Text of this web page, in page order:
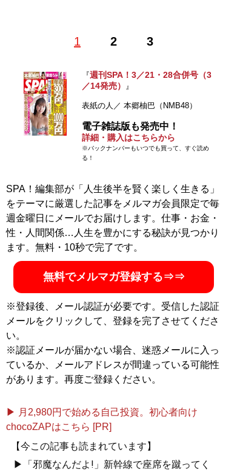
1 2 3
『週刊SPA！3／21・28合併号（3
／14発売）
』
表紙の人／ 本郷柚巴（NMB48）
電子雑誌版も発売中！
詳細・購入はこちらから
※バックナンバーもいつでも買って、すぐ読め
る！
SPA！編集部が「人生後半を賢く楽しく生きる」
をテーマに厳選した記事をメルマガ会員限定で毎
週金曜日にメールでお届けします。仕事・お金・
性・人間関係…人生を豊かにする秘訣が見つかり
ます。無料・10秒で完了です。
無料でメルマガ登録する⇒⇒
※登録後、メール認証が必要です。受信した認証
メールをクリックして、登録を完了させてくださ
い。
※認証メールが届かない場合、迷惑メールに入っ
ているか、メールアドレスが間違っている可能性
があります。再度ご登録ください。
▶ 月2,980円で始める自己投資。初心者向け
chocoZAPはこちら [PR]
【今この記事も読まれています】
▶「邪魔なんだよ!」新幹線で座席を蹴ってく